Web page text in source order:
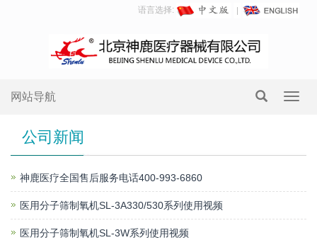
语言选择:
网站导航
公司新闻
神鹿医疗全国售后服务电话400-993-6860
医用分子筛制氧机SL-3A330/530系列使用视频
医用分子筛制氧机SL-3W系列使用视频